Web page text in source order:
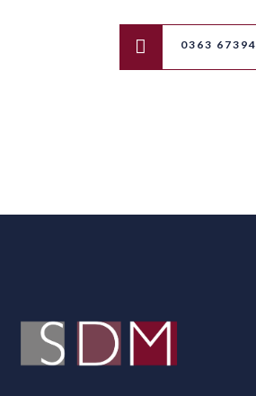
0363